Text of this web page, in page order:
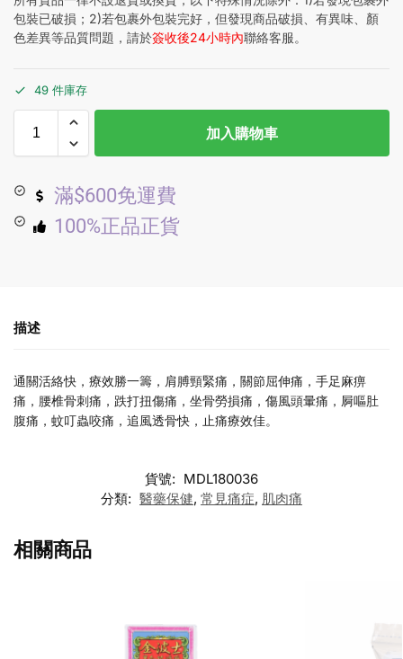
包裝已破損；2)若包裹外包裝完好，但發現商品破損、有異味、顏
色差異等品質問題，請於簽收後24小時內聯絡客服。
49 件庫存
加入購物車
滿$600免運費
100%正品正貨
描述
通關活絡快，療效勝一籌，肩膊頸緊痛，關節屈伸痛，手足麻痹
痛，腰椎骨刺痛，跌打扭傷痛，坐骨勞損痛，傷風頭暈痛，屙嘔肚
腹痛，蚊叮蟲咬痛，追風透骨快，止痛療效佳。
貨號: MDL180036
分類: 醫藥保健, 常見痛症, 肌肉痛
相關商品